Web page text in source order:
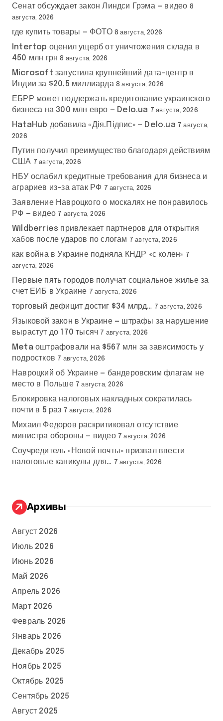
Сенат обсуждает закон Линдси Грэма — видео 8
августа, 2026
где купить товары — ФОТО 8 августа, 2026
Intertop оценил ущерб от уничтожения склада в
450 млн грн 8 августа, 2026
Microsoft запустила крупнейший дата-центр в
Индии за $20,5 миллиарда 8 августа, 2026
ЕБРР может поддержать кредитование украинского
бизнеса на 300 млн евро — Delo.ua 7 августа, 2026
HataHub добавила «Дія.Підпис» — Delo.ua 7 августа,
2026
Путин получил преимущество благодаря действиям
США 7 августа, 2026
НБУ ослабил кредитные требования для бизнеса и
аграриев из-за атак РФ 7 августа, 2026
Заявление Навроцкого о москалях не понравилось
РФ — видео 7 августа, 2026
Wildberries привлекает партнеров для открытия
хабов после ударов по слогам 7 августа, 2026
как война в Украине подняла КНДР «с колен» 7
августа, 2026
Первые пять городов получат социальное жилье за
счет ЕИБ в Украине 7 августа, 2026
торговый дефицит достиг $34 млрд… 7 августа, 2026
Языковой закон в Украине — штрафы за нарушение
вырастут до 170 тысяч 7 августа, 2026
Meta оштрафовали на $567 млн за зависимость у
подростков 7 августа, 2026
Навроцкий об Украине — бандеровским флагам не
место в Польше 7 августа, 2026
Блокировка налоговых накладных сократилась
почти в 5 раз 7 августа, 2026
Михаил Федоров раскритиковал отсутствие
министра обороны — видео 7 августа, 2026
Соучредитель «Новой почты» призвал ввести
налоговые каникулы для… 7 августа, 2026
Архивы
Август 2026
Июль 2026
Июнь 2026
Май 2026
Апрель 2026
Март 2026
Февраль 2026
Январь 2026
Декабрь 2025
Ноябрь 2025
Октябрь 2025
Сентябрь 2025
Август 2025